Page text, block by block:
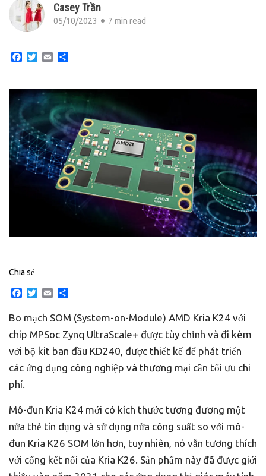
Casey Trần
05/10/2023 7 min read
Facebook
TwitterEmail
Chia sẻ
Facebook
TwitterEmail
Bo mạch SOM (System-on-Module) AMD Kria K24 với
chip MPSoc Zynq UltraScale+ được tùy chỉnh và đi kèm
với bộ kit ban đầu KD240, được thiết kế để phát triển
các ứng dụng công nghiệp và thương mại cần tối ưu chi
phí.
Mô-đun Kria K24 mới có kích thước tương đương một
nửa thẻ tín dụng và sử dụng nửa công suất so với mô-
đun Kria K26 SOM lớn hơn, tuy nhiên, nó vẫn tương thích
với cổng kết nối của Kria K26. Sản phẩm này đã được giới